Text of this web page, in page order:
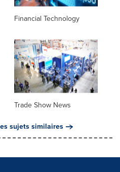
Financial Technology
Trade Show News
sujets similaires